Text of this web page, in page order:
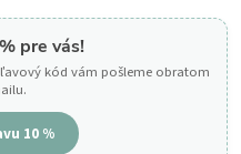
mamičku je vyrobená z eko
kože as...
pre vás!
kód vám pošleme obratom
10 %